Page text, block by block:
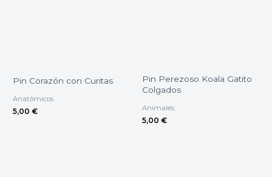
Pin Corazón con Curitas
Anatómicos
5,00 €
Pin Perezoso Koala Gatito
Colgados
Animales
5,00 €